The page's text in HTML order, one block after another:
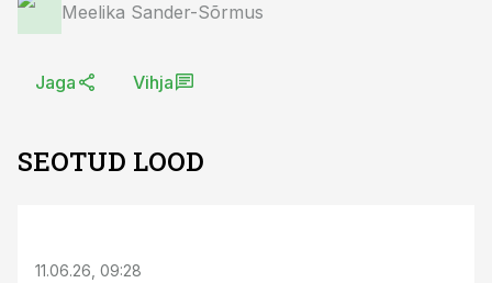
Meelika Sander-Sõrmus
Jaga Vihja
SEOTUD LOOD
11.06.26, 09:28